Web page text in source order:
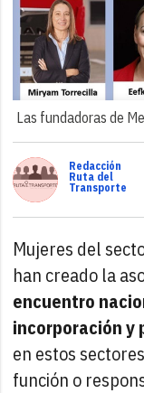
Las fundadoras de
Redacción
Ruta del
Transporte
Mujeres del
han creado la
encuentro
incorporación y
en estos
función o